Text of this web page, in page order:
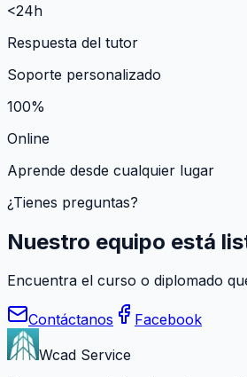
<24h
Respuesta del tutor
Soporte personalizado
100%
Online
Aprende desde cualquier lugar
¿Tienes preguntas?
Nuestro equipo está
Encuentra el curso o diplomado
Contáctanos
Facebook
Wcad Service